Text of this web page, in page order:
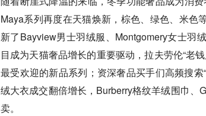
Maya系列再度在天猫焕新，棕色、绿色、米色
新了Bayview男士羽绒服、Montgomery女士羽
目成为天猫奢品增长的重要驱动，拉夫劳伦“老
最受欢迎的新品系列；资深奢品买手们高频搜索
绒大衣成交翻倍增长，Burberry格纹羊绒围巾
卖。